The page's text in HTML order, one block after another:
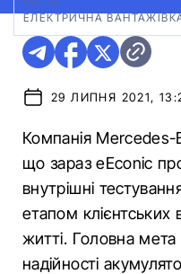
ЕЛЕКТРИЧНА ВАНТАЖІВКА
29 ЛИПНЯ 2021,
Компанія
що зараз eEconic
внутрішні
етапом
житті. Головна мета
надійності